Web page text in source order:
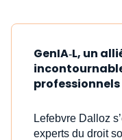
GenIA‑L, un
Lefebvre Dalloz
experts du droit